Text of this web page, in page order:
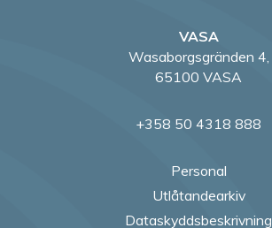
VASA
Wasaborgsgränden 4,
65100 VASA
+358 50 4318 888
Personal
Utlåtandearkiv
Dataskyddsbeskrivning